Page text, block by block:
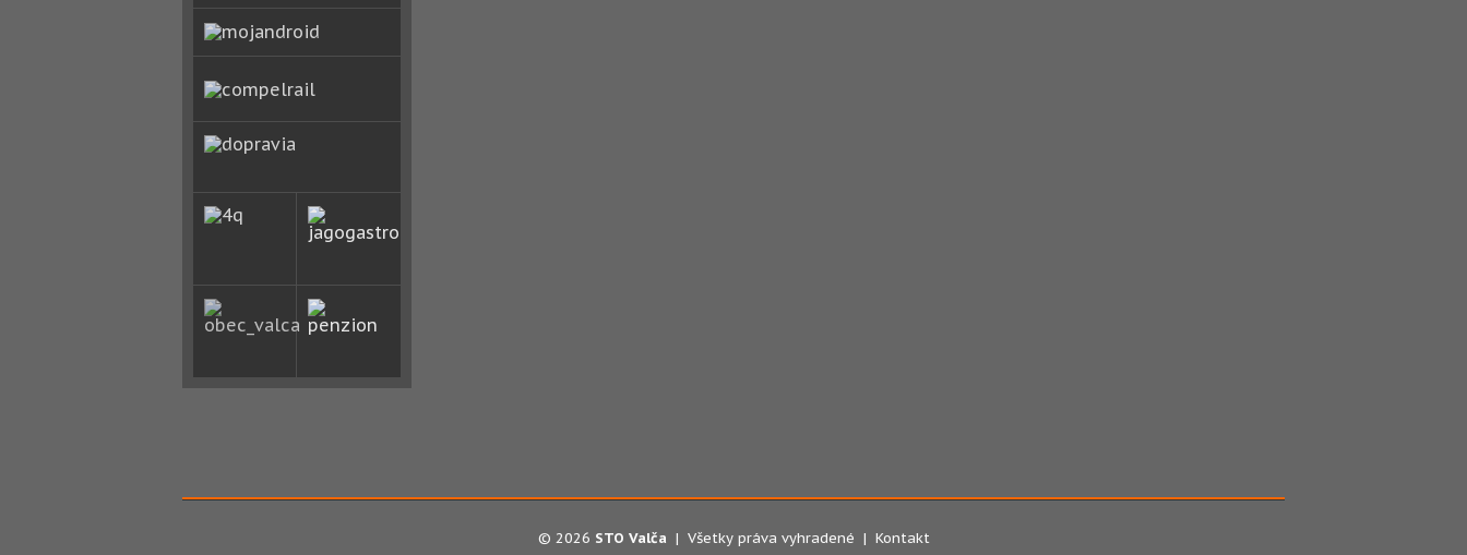
© 2026 STO Valča | Všetky práva vyhradené | Kontakt